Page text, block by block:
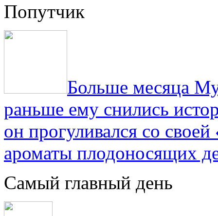
Попутчик
Больше месяца
раньше ему снились
он прогуливался со
ароматы плодоносящих
Самый главный день